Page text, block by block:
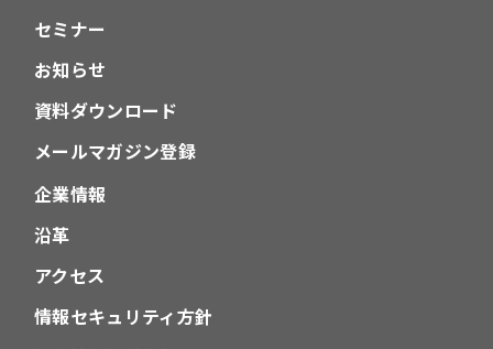
セミナー
お知らせ
資料ダウンロード
メールマガジン登録
企業情報
沿革
アクセス
情報セキュリティ方針